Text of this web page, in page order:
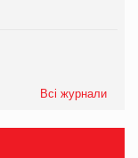
Всі журнали